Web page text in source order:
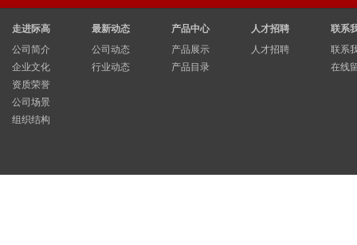
走进际高
公司简介
企业文化
资质荣誉
公司场景
组织结构
最新动态
公司动态
行业动态
产品中心
产品展示
产品目录
人才招聘
人才招聘
联系
联系
在线